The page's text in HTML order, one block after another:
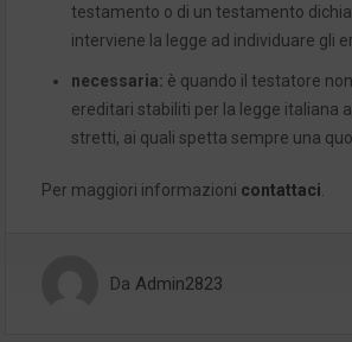
testamento o di un testamento
interviene la legge ad individuare gli
necessaria: è quando il testatore
ereditari stabiliti per la legge italiana
stretti, ai quali spetta sempre una
Per maggiori informazioni contattaci.
Da Admin2823